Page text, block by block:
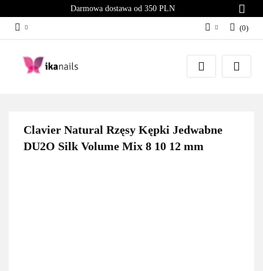
Darmowa dostawa od 350 PLN
Zaloguj się
Załóż konto
(0)
Clavier Natural Rzęsy Kępki Jedwabne
DU2O Silk Volume Mix 8 10 12 mm